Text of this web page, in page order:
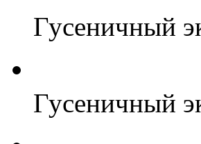
Гусеничный
Гусеничный